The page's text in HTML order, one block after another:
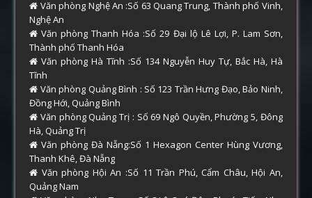
Văn phòng Nghệ An :Số 63 Quang Trung, Thành phố Vinh,
Nghệ An
Văn phòng Thanh Hóa :Số 29 Đại lộ Lê Lợi, P. Lam Sơn,
Thành phố Thanh Hóa
Văn phòng Hà Tĩnh :Số 134 Nguyễn Huy Tự, Bắc Hà, Hà
Tĩnh
Văn phòng Quảng Bình : Số 123 Trần Hưng Đạo, Bảo Ninh,
Đồng Hới, Quảng Bình
Văn phòng Quảng Trị : Số 69 Ngô Quyền, Phường 5, Đông
Hà, Quảng Trị
Văn phòng Đà Nẵng:Số 1 Hexagon Center Hùng Vương,
Thanh Khê, Đà Nẵng
Văn phòng Hội An :Số 11 Trần Phú, Cẩm Châu, Hội An,
Quảng Nam